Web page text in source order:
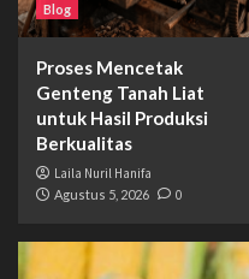
Blog
Proses Mencetak
Genteng Tanah Liat
untuk Hasil Produksi
Berkualitas
Laila Nuril Hanifa
Agustus 5, 2026 0